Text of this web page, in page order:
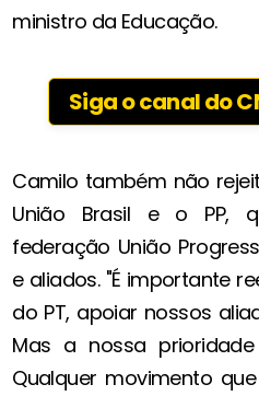
ministro da Educação.
Siga o canal do
Camilo também não
União Brasil e o PP,
federação União
e aliados. "É importante
do PT, apoiar nossos
Mas a nossa
Qualquer movimento